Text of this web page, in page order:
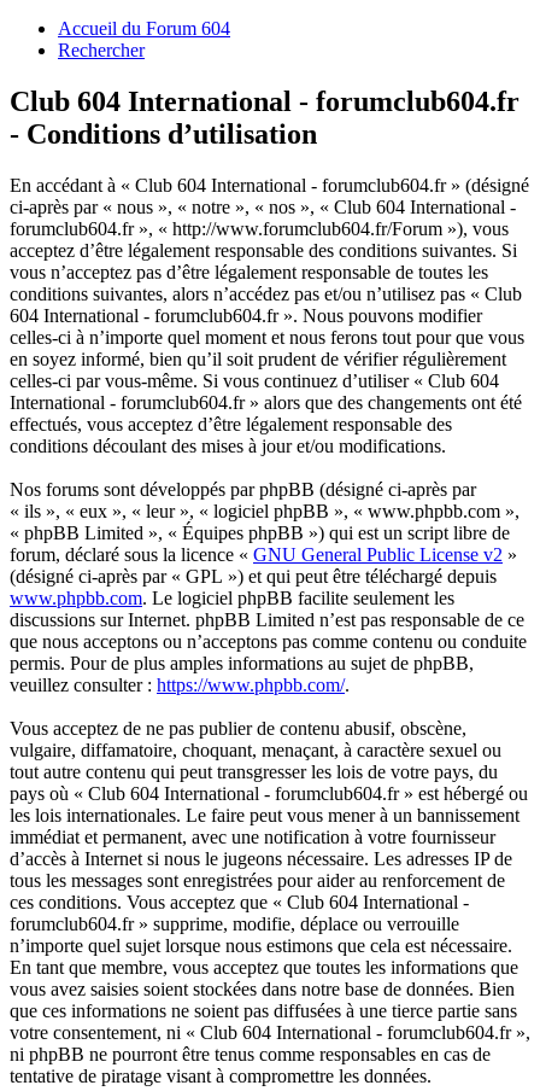
Accueil du Forum 604
Rechercher
Club 604 International - forumclub604.fr
- Conditions d’utilisation
En accédant à « Club 604 International - forumclub604.fr » (désigné
ci-après par « nous », « notre », « nos », « Club 604 International -
forumclub604.fr », « http://www.forumclub604.fr/Forum »), vous
acceptez d’être légalement responsable des conditions suivantes. Si
vous n’acceptez pas d’être légalement responsable de toutes les
conditions suivantes, alors n’accédez pas et/ou n’utilisez pas « Club
604 International - forumclub604.fr ». Nous pouvons modifier
celles-ci à n’importe quel moment et nous ferons tout pour que vous
en soyez informé, bien qu’il soit prudent de vérifier régulièrement
celles-ci par vous-même. Si vous continuez d’utiliser « Club 604
International - forumclub604.fr » alors que des changements ont été
effectués, vous acceptez d’être légalement responsable des
conditions découlant des mises à jour et/ou modifications.
Nos forums sont développés par phpBB (désigné ci-après par
« ils », « eux », « leur », « logiciel phpBB », « www.phpbb.com »,
« phpBB Limited », « Équipes phpBB ») qui est un script libre de
forum, déclaré sous la licence « GNU General Public License v2 »
(désigné ci-après par « GPL ») et qui peut être téléchargé depuis
www.phpbb.com. Le logiciel phpBB facilite seulement les
discussions sur Internet. phpBB Limited n’est pas responsable de ce
que nous acceptons ou n’acceptons pas comme contenu ou conduite
permis. Pour de plus amples informations au sujet de phpBB,
veuillez consulter : https://www.phpbb.com/.
Vous acceptez de ne pas publier de contenu abusif, obscène,
vulgaire, diffamatoire, choquant, menaçant, à caractère sexuel ou
tout autre contenu qui peut transgresser les lois de votre pays, du
pays où « Club 604 International - forumclub604.fr » est hébergé ou
les lois internationales. Le faire peut vous mener à un bannissement
immédiat et permanent, avec une notification à votre fournisseur
d’accès à Internet si nous le jugeons nécessaire. Les adresses IP de
tous les messages sont enregistrées pour aider au renforcement de
ces conditions. Vous acceptez que « Club 604 International -
forumclub604.fr » supprime, modifie, déplace ou verrouille
n’importe quel sujet lorsque nous estimons que cela est nécessaire.
En tant que membre, vous acceptez que toutes les informations que
vous avez saisies soient stockées dans notre base de données. Bien
que ces informations ne soient pas diffusées à une tierce partie sans
votre consentement, ni « Club 604 International - forumclub604.fr »,
ni phpBB ne pourront être tenus comme responsables en cas de
tentative de piratage visant à compromettre les données.